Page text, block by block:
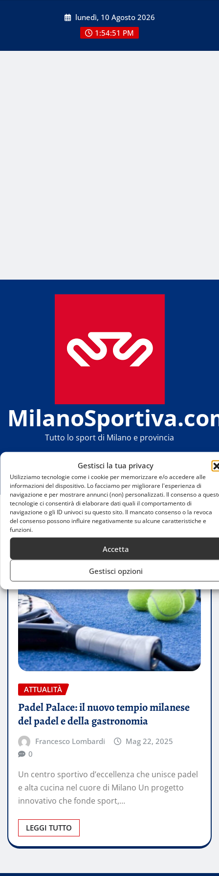
Gestisci la tua privacy
Utilizziamo tecnologie come i cookie per memorizzare e/o accedere alle
informazioni del dispositivo. Lo facciamo per migliorare l'esperienza di
navigazione e per mostrare annunci (non) personalizzati. Il consenso a
tecnologie ci consentirà di elaborare dati quali il comportamento di
navigazione o gli ID univoci su questo sito. Il mancato consenso o la revoca
del consenso possono influire negativamente su alcune caratteristiche e
funzioni.
Accetta
Gestisci opzioni
lunedì, 10 Agosto 2026
1:54:51 PM
Tutto lo sport di Milano e provincia
Home
Padel Palace: il nuovo tempio milanese del padel e
della gastronomia
ATTUALITÀ
Padel Palace: il nuovo tempio milanese
del padel e della gastronomia
Francesco Lombardi
Mag 22, 2025
0
Un centro sportivo d’eccellenza che unisce padel
e alta cucina nel cuore di Milano Un progetto
innovativo che fonde sport,…
LEGGI TUTTO